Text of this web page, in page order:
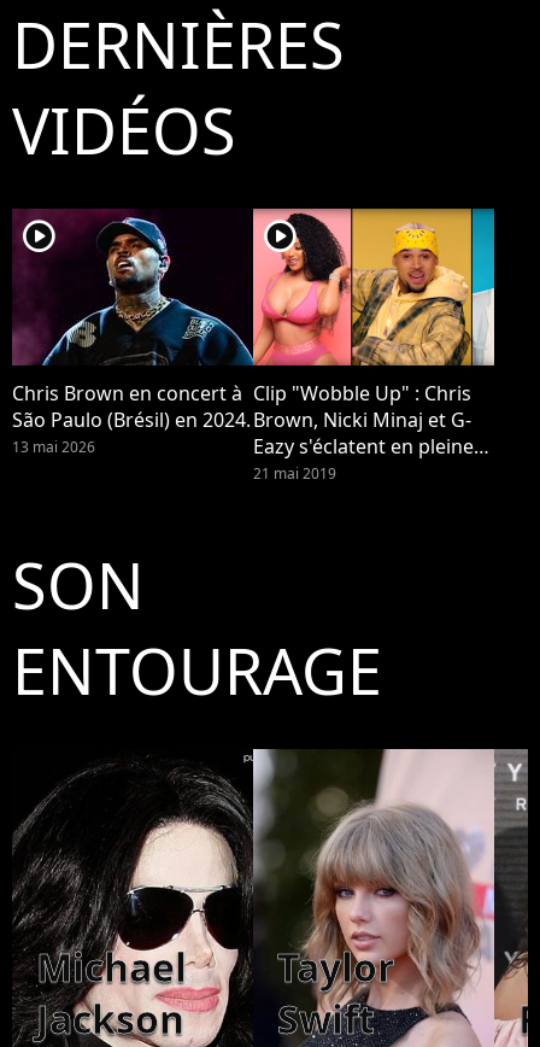
DERNIÈRES
VIDÉOS
player2
Chris Brown en concert à
São Paulo (Brésil) en 2024.
13 mai 2026
player2
Clip "Wobble Up" : Chris
Brown, Nicki Minaj et G-
Eazy s'éclatent en pleine
fiesta
21 mai 2019
SON
ENTOURAGE
Michael
Jackson
Taylor
Swift